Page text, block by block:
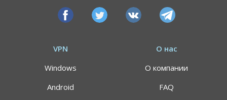
VPN
Windows
Android
О нас
О компании
FAQ